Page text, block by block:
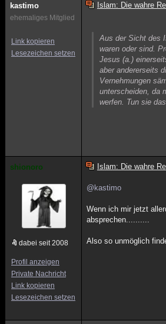
kastimo
ehemaliges Mitglied
Link kopieren
Lesezeichen setzen
Islam: Die wahre
Aus der Sicht des
waren oder sind.
Jesus (a.)
aber andererseits
Vernehmungen
unterscheiden, da
werfen. Tun sie
shionoro
dabei seit 2008
Profil anzeigen
Private Nachricht
Link kopieren
Lesezeichen setzen
Islam: Die wahre
@kastimo
Wenn ich mir jetzt
absprechen..........
Also so unmöglich